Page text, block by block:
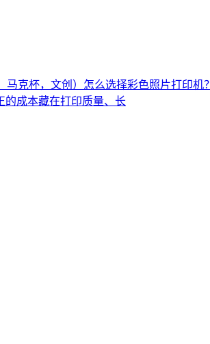
克杯，文创）怎么选择彩色照片打印机？
成本藏在打印质量、长